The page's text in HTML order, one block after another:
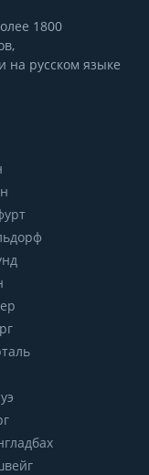
1800
на русском языке